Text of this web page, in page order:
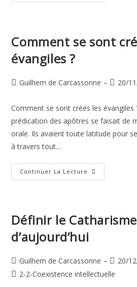
Carte
Comment se sont
évangiles ?
Auteur/autrice
la
publication :
Guilhem de Carcassonne 20/
Comment se sont créés les évangiles
prédication des apôtres se faisait de
orale. Ils avaient toute latitude pour
à travers tout…
Continuer La Lecture Comment
Se
?
Définir le Catharisme
d’aujourd’hui
Auteur/autrice
de
Guilhem de Carcassonne
publiée :
20/
Post2-2-Coexistence intellectuelle